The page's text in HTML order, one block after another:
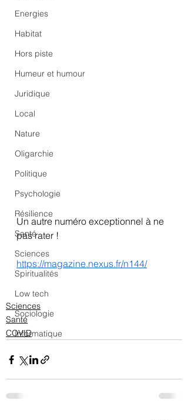
Energies
Habitat
Hors piste
Humeur et humour
Juridique
Local
Nature
Oligarchie
Politique
Psychologie
Résilience
Santé
Sciences
Spiritualités
Low tech
Sociologie
Informatique
Un autre numéro exceptionnel à ne
pas rater !
https://magazine.nexus.fr/n144/
Sciences
Santé
COVID